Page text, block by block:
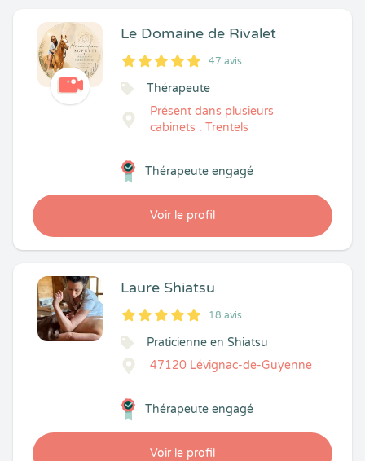
Le Domaine de Rivalet
5
1
5
47 47 avis
Thérapeute
Présent dans plusieurs
cabinets : Trentels
Voir le profil
Thérapeute engagé
Laure Shiatsu
5
1
5
18 18 avis
Praticienne en Shiatsu
47120 Lévignac-de-Guyenne
Voir le profil
Thérapeute engagé